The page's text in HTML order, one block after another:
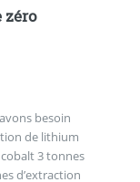
zéro
besoin
de lithium
3 tonnes
d’extraction